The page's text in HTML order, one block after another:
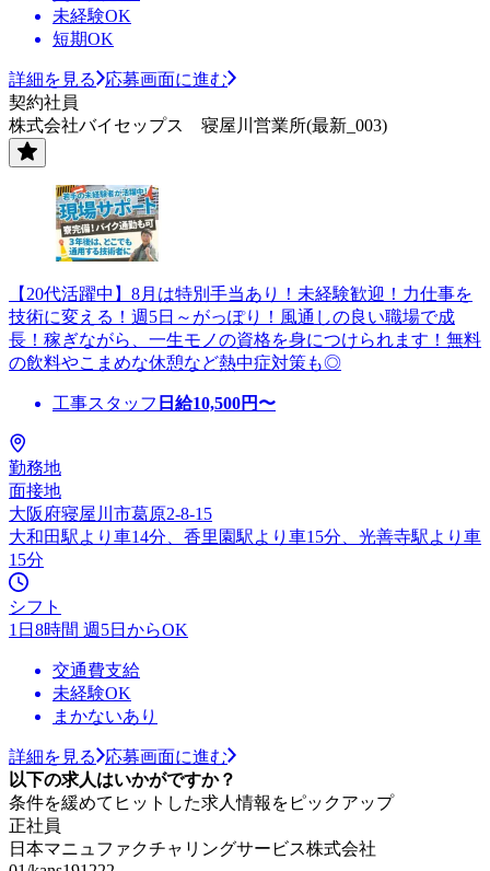
未経験OK
短期OK
詳細を見る
応募画面に進む
契約社員
株式会社バイセップス 寝屋川営業所(最新_003)
【20代活躍中】8月は特別手当あり！未経験歓迎！力仕事を
技術に変える！週5日～がっぽり！風通しの良い職場で成
長！稼ぎながら、一生モノの資格を身につけられます！無料
の飲料やこまめな休憩など熱中症対策も◎
工事スタッフ 日給10,500円〜
勤務地
面接地
大阪府寝屋川市葛原2-8-15
大和田駅より車14分、香里園駅より車15分、光善寺駅より車
15分
シフト
1日8時間 週5日からOK
交通費支給
未経験OK
まかないあり
詳細を見る
応募画面に進む
以下の求人はいかがですか？
条件を緩めてヒットした求人情報をピックアップ
正社員
日本マニュファクチャリングサービス株式会社